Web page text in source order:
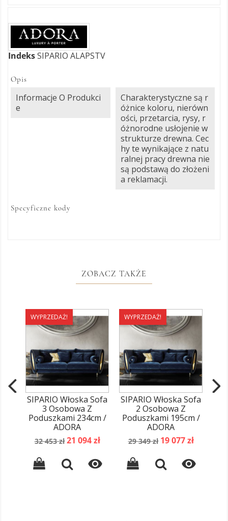
IndeksSIPARIO ALAPSTV
Opis
Informacje O Produkci
E
Charakterystyczne są r
óżnice koloru, nierówn
ości, przetarcia, rysy, r
óżnorodne usłojenie w
strukturze drewna. Cec
hy te wynikające z natu
ralnej pracy drewna nie
są podstawą do złożeni
a reklamacji.
Specyficzne kody
ZOBACZ TAKŻE
WYPRZEDAŻ!
SIPARIO Włoska Sofa
3 Osobowa Z
Poduszkami 234cm /
ADORA
Cena
32 453 zł Cena
21 094 zł

WYPRZEDAŻ!
SIPARIO Włoska Sofa
2 Osobowa Z
Poduszkami 195cm /
ADORA
Cena
29 349 zł Cena
19 077 zł
